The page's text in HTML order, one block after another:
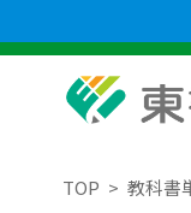
TOP 教科書